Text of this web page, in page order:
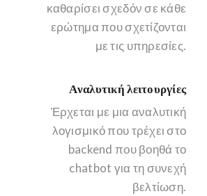
καθαρίσει σχεδόν σε κάθε
ερώτημα που σχετίζονται
με τις υπηρεσίες.
Αναλυτική λειτουργίες
Έρχεται με μια αναλυτική
λογισμικό που τρέχει στο
backend που βοηθά το
chatbot για τη συνεχή
βελτίωση.